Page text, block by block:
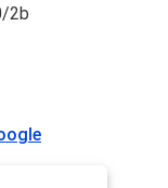
2b